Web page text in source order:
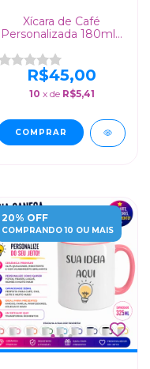
Xícara de Café
Personalizada 180ml -
Amantes de Café
R$45,00
10 x de R$5,41
20% OFF
COMPRANDO 10 OU MAIS